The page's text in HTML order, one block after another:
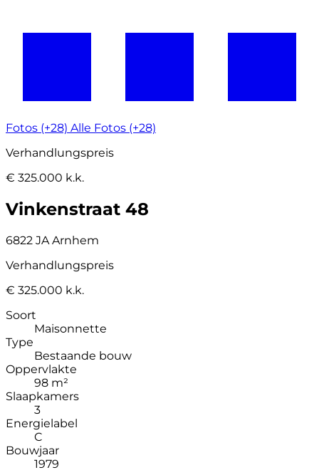
Fotos (+28) Alle Fotos (+28)
Verhandlungspreis
€ 325.000 k.k.
Vinkenstraat 48
6822 JA Arnhem
Verhandlungspreis
€ 325.000 k.k.
Soort
Maisonnette
Type
Bestaande bouw
Oppervlakte
98 m²
Slaapkamers
3
Energielabel
C
Bouwjaar
1979